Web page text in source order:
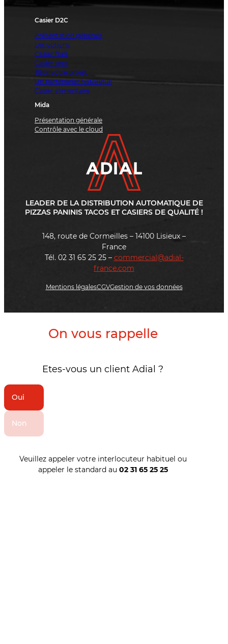
Casier D2C
Présentation générale
Les options
Casier frais
Casier secs
Bâtir votre projet
Un partenariat historique
Casier alimentaire
Mida
Présentation générale
Contrôle avec le cloud
LEADER DE LA DISTRIBUTION AUTOMATIQUE DE
PIZZAS PANINIS TACOS ET CASIERS DE QUALITÉ !
148, route de Cormeilles – 14100 Lisieux –
France
Tél. 02 31 65 25 25 – commercial@adial-
france.com
Mentions légalesCGVGestion de vos données
On vous rappelle
Etes-vous un client Adial ?
Oui
Non
Veuillez appeler votre interlocuteur habituel ou
appeler le standard au 02 31 65 25 25